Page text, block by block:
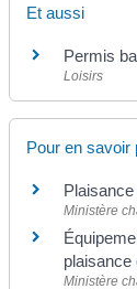
Et aussi
Permis
Loisirs
Pour en savoir
Ministère
plaisance
Ministère